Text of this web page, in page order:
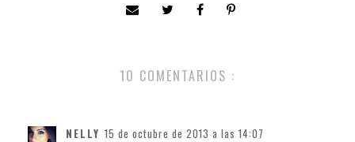
10 COMENTARIOS :
NELLY 15 de octubre de 2013 a las 14:07